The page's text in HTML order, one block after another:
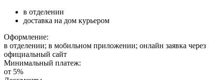
в отделении
доставка на дом курьером
Оформление:
в отделении; в мобильном приложении; онлайн заявка через
официальный сайт
Минимальный платеж:
от 5%